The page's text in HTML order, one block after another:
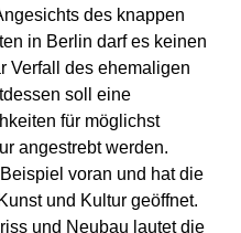
des knappen
in Berlin darf es keinen
Verfall des ehemaligen
soll eine
für möglichst
angestrebt werden.
voran und hat die
und Kultur geöffnet.
und Neubau lautet die